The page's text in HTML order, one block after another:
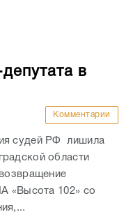
в
Комментарии
судей РФ лишила
области
«Высота 102» со